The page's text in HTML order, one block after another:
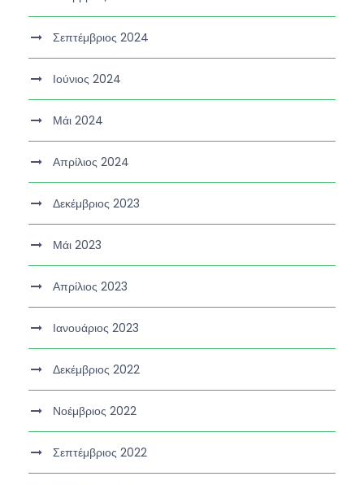
Σεπτέμβριος 2024
Ιούνιος 2024
Μάι 2024
Απρίλιος 2024
Δεκέμβριος 2023
Μάι 2023
Απρίλιος 2023
Ιανουάριος 2023
Δεκέμβριος 2022
Νοέμβριος 2022
Σεπτέμβριος 2022